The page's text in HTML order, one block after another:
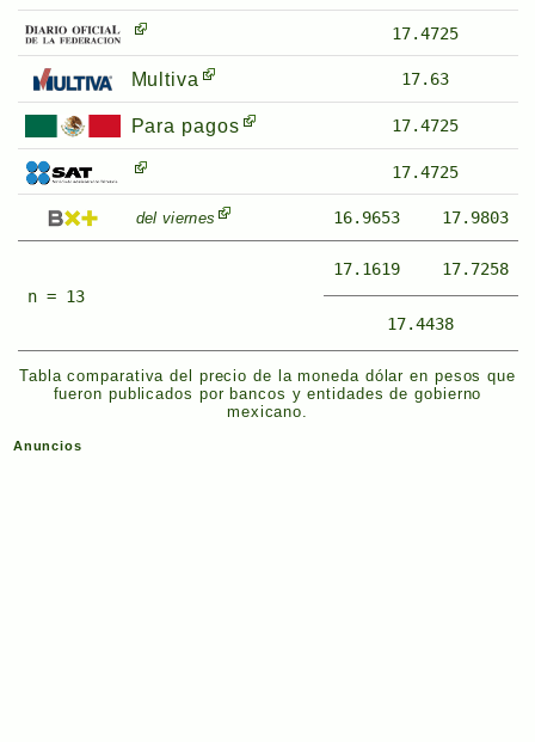
Tabla comparativa del precio de la moneda dólar en pesos que
fueron publicados por bancos y entidades de gobierno
mexicano.
17.4725
Multiva 17.63
Para pagos 17.4725
17.4725
del viernes 16.9653 17.9803
n = 13
17.1619 17.7258
17.4438
Anuncios